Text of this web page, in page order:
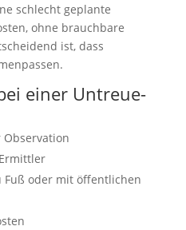
schlecht geplante
ohne brauchbare
ist, dass
einer Untreue-
Fuß oder mit öffentlichen